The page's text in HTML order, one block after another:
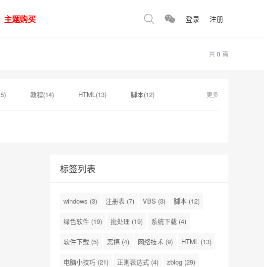
主题购买 登录 注册
共 0 篇
教程(14) HTML(13) 脚本(12) 更多
标签列表
windows (3) 注册表 (7) VBS (3) 脚本 (12)
绿色软件 (19) 批处理 (19) 系统下载 (4)
软件下载 (5) 恶搞 (4) 网络技术 (9) HTML (13)
电脑小技巧 (21) 正则表达式 (4) zblog (29)